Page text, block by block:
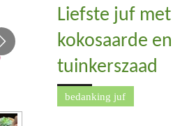
Liefste juf met
kokosaarde en
tuinkerszaad
bedanking juf